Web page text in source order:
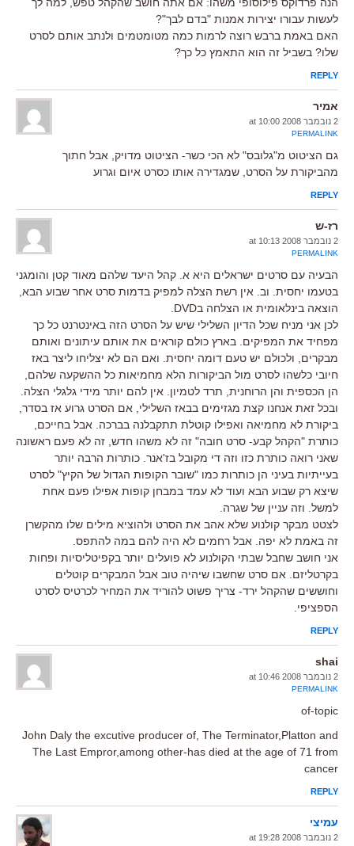
לעשות עבורו יצירות אמנות "בדם לבך"?
האם באמת ברבש רוצה לרמות כמה מטומטמים ולנתב אותם לסרט
שלו? בשביל זה הוא התאמץ כל כך?
REPLY
אמיר
2 נובמבר 2008 at 10:00
PERMALINK
גם הציטוט מ"גלובס" לא הכי כשר- הציטוט מדויק, אבל חתוך
מהביקורת על הסרט, שמגדירה אותו כסרט איום וגרוע
REPLY
רז-ש
2 נובמבר 2008 at 10:13
PERMALINK
הבעיה עם סרטים ישראלים היא א. קהל היעד שלהם מאוד קטן והומגני
בטעמו יחסית. וב. אין רשת הצלה למפיק בדמות סרט אחר שבוע הבא,
הוצאה בינלאומית או הצלחה בDVD.
לכן אני מניח שכל הדיון השלילי שיש על הסרט הזה באינטרנט כל כך
מפחיד את המפיקים. בארץ כולם קוראים את אותם עיתונים ואותם
מבקרים, ולכולם יש טעם דומה יחסית. ואם הם לא יצליחו ליצר באז
חיובי כלשהו לסרט מול הביקורות הלא מחמיאות כל ההשקעה שלהם,
הן הכספית והן הרוחנית, תרד לטמיון. אין להם יותר מידי גלגלי הצלה.
ובכל זאת אנחנו קצת מגזימים בבאז השלילי, אם הסרט גרוע אז בסדר,
ביקורת לא מחמיאה ואפילו קוטלת תתקבלנה בברכה. אבל בחייכם,
כותרת "הקהל קבע- סרט חובה" זה לא משהו חדש, זה לא פעם ראשונה
שאני רואה כותרת כזו וזה די מקובל בז'אנר. כותרות הרבה יותר
בעייתיות בעיני הן כותרות כמו "שובר הקופות הגדול של הקיץ" לסרט
שיצא רק שבוע הבא ועוד לא עמד במבחן קופות אפילו פעם אחת
למשל. וזה עניין של שגרה.
לצטט מבקר קולנוע שלא אהב את הסרט ולהוציא מילים שלו מהקשרן
זה באמת לא יפה. אבל רחמים לא היה להם במה להתפס.
אני חושב שחבל שבתי הקולנוע לא פועלים יותר בקפיטליסיות ופחות
בקרטליזם. אם סרט שחשבו שיהיה טוב אבל המבקרים קוטלים
וחוששים שהקהל ירד- צריך פשוט להוריד את המחיר לכרטיס לסרט
הספציפי.
REPLY
shai
2 נובמבר 2008 at 10:46
PERMALINK
of-topic
John Daly the excutive producer of, The Terminator,Platton and
The Last Empror,among other-has died at the age of 71 from
cancer
REPLY
עמיצי
2 נובמבר 2008 at 19:28